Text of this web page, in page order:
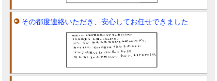
その都度連絡いただき、安心してお任せできました